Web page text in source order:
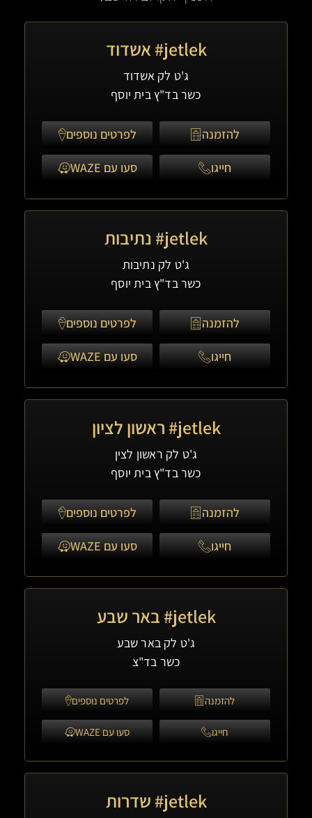
jetlek# אשדוד
ג'ט לק אשדוד
כשר בד"ץ בית יוסף
להזמנה לפרטים נוספים
חייגו סעו עם WAZE
jetlek# נתיבות
ג'ט לק נתיבות
כשר בד"ץ בית יוסף
להזמנה לפרטים נוספים
חייגו סעו עם WAZE
jetlek# ראשון לציון
ג'ט לק ראשון לצין
כשר בד"ץ בית יוסף
להזמנה לפרטים נוספים
חייגו סעו עם WAZE
jetlek# באר שבע
ג'ט לק באר שבע
כשר בד"צ
להזמנה לפרטים נוספים
חייגו סעו עם WAZE
jetlek# שדרות